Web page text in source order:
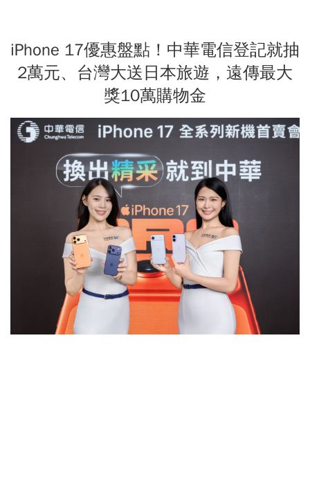
iPhone 17優惠盤點！中華電信登記就抽
2萬元、台灣大送日本旅遊，遠傳最大
獎10萬購物金